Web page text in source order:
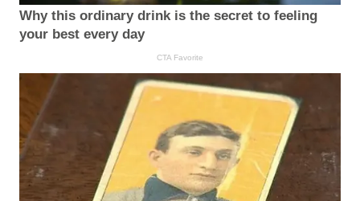
Why this ordinary drink is the secret to feeling
your best every day
CTA Favorite